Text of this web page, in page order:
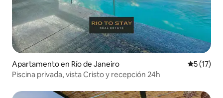
Apartamento en Río de Janeiro
5 (17)
Piscina privada, vista Cristo y recepción 24h